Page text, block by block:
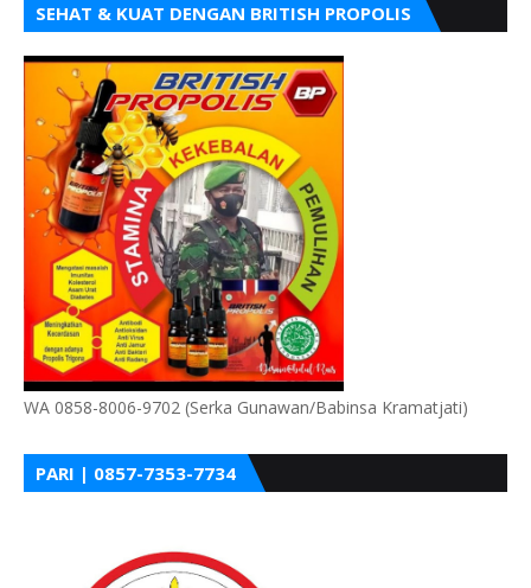
SEHAT & KUAT DENGAN BRITISH PROPOLIS
WA 0858-8006-9702 (Serka Gunawan/Babinsa Kramatjati)
PARI | 0857-7353-7734